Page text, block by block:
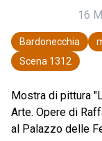
16
Bardonecchia
Scena 1312
Mostra di pittura
Arte. Opere di
al Palazzo delle